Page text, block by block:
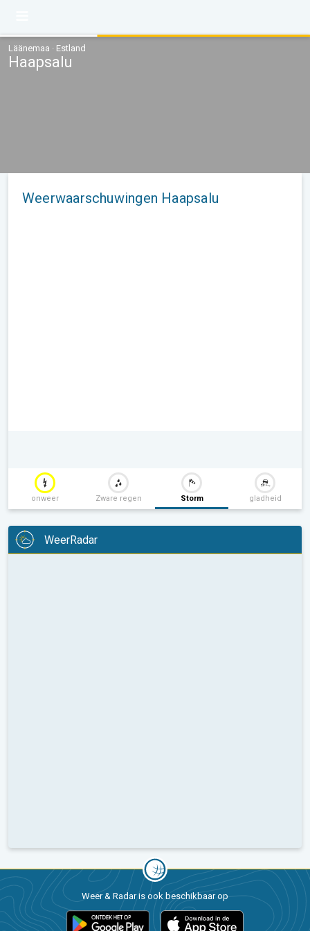
Läänemaa · Estland
Haapsalu
Weerwaarschuwingen Haapsalu
onweer Zware regen Storm gladheid
WeerRadar
Weer & Radar is ook beschikbaar op